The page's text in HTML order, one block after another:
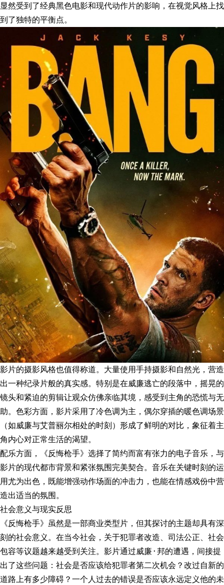
显然受到了经典黑色电影和现代动作片的影响，在视觉风格上找
到了独特的平衡点。
影片的摄影风格也值得称道。大量使用手持摄影和自然光，营造
出一种纪录片般的真实感。特别是在威廉逃亡的段落中，摇晃的
镜头和紧迫的剪辑让观众仿佛亲临其境，感受到主角的恐慌与无
助。色彩方面，影片采用了冷色调为主，偶尔穿插的暖色调场景
（如威廉与艾普丽尔相处的时刻）形成了鲜明的对比，象征着主
角内心对正常生活的渴望。
配乐方面，《反悔枪手》选择了简约而富有张力的电子音乐，与
影片的现代都市背景和紧张氛围完美契合。音乐在关键时刻的运
用尤为出色，既能增强动作场面的冲击力，也能在情感戏份中营
造出适当的氛围。
社会意义与现实反思
《反悔枪手》虽然是一部商业类型片，但其探讨的主题却具有深
刻的社会意义。在当今社会，关于犯罪者改造、司法公正、社会
包容等议题越来越受到关注。影片通过威廉·邦的遭遇，间接提
出了这些问题：社会是否应该给犯罪者第二次机会？改过自新的
道路上有多少障碍？一个人过去的错误是否应该永远定义他的未